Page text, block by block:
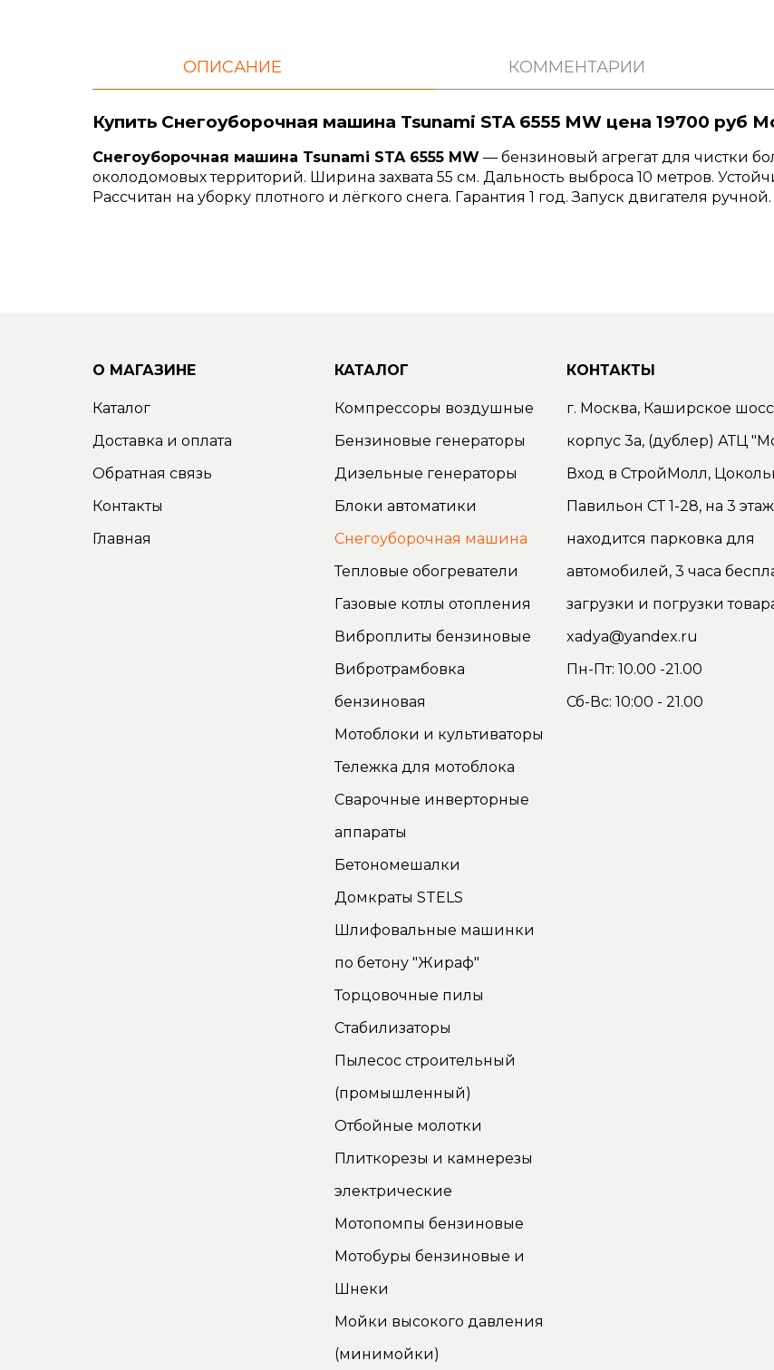
ОПИСАНИЕ КОММЕНТАРИИ
Купить Снегоуборочная машина Tsunami STA 6555 MW цена 19700 руб
Снегоуборочная машина Tsunami STA 6555 MW — бензиновый агрегат для чистки
околодомовых территорий. Ширина захвата 55 см. Дальность выброса 10 метров.
Рассчитан на уборку плотного и лёгкого снега. Гарантия 1 год. Запуск двигателя ручной.
О МАГАЗИНЕ
Каталог
Доставка и оплата
Обратная связь
Контакты
Главная
КАТАЛОГ
Компрессоры воздушные
Бензиновые генераторы
Дизельные генераторы
Блоки автоматики
Снегоуборочная машина
Тепловые обогреватели
Газовые котлы отопления
Виброплиты бензиновые
Вибротрамбовка
бензиновая
Мотоблоки и культиваторы
Тележка для мотоблока
Сварочные инверторные
аппараты
Бетономешалки
Домкраты STELS
Шлифовальные машинки
по бетону "Жираф"
Торцовочные пилы
Стабилизаторы
Пылесос строительный
(промышленный)
Отбойные молотки
Плиткорезы и камнерезы
электрические
Мотопомпы бензиновые
Мотобуры бензиновые и
Шнеки
Мойки высокого давления
(минимойки)
КОНТАКТЫ
г. Москва, Каширское
корпус 3а, (дублер) АТЦ
Вход в СтройМолл,
Павильон СТ 1-28, на 3
находится парковка для
автомобилей, 3 часа
загрузки и погрузки
xadya@yandex.ru
Пн-Пт: 10.00 -21.00
Сб-Вс: 10:00 - 21.00